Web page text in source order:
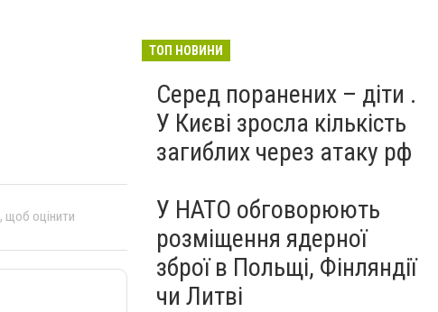
, щоб оцінити
ТОП НОВИНИ
Серед поранених – діти .
У Києві зросла кількість
загиблих через атаку рф
У НАТО обговорюють
розміщення ядерної
зброї в Польщі, Фінляндії
чи Литві